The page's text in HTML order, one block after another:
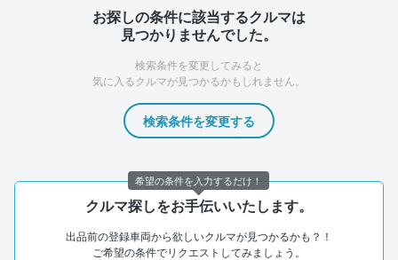
お探しの条件に該当するクルマは
見つかりませんでした。
検索条件を変更してみると
気に入るクルマが見つかるかもしれません。
検索条件を変更する
クルマ探しをお手伝いいたします。
出品前の登録車両から欲しいクルマが見つかるかも？！
ご希望の条件でリクエストしてみましょう。
希望の条件を入力するだけ！